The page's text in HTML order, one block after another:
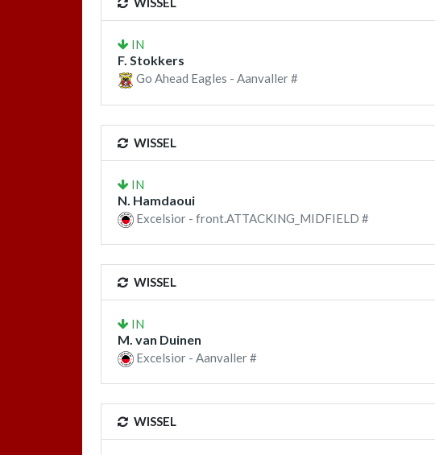
IN
F. Stokkers
Go Ahead Eagles - Aanvaller #
WISSEL
IN
N. Hamdaoui
Excelsior - front.ATTACKING_MIDFIELD #
WISSEL
IN
M. van Duinen
Excelsior - Aanvaller #
WISSEL